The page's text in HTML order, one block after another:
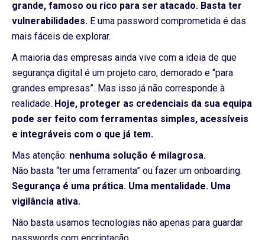
grande, famoso ou rico para ser atacado. Basta ter
vulnerabilidades. E uma password comprometida é das
mais fáceis de explorar.
A maioria das empresas ainda vive com a ideia de que
segurança digital é um projeto caro, demorado e “para
grandes empresas”. Mas isso já não corresponde à
realidade. Hoje, proteger as credenciais da sua equipa
pode ser feito com ferramentas simples, acessíveis
e integráveis com o que já tem.
Mas atenção: nenhuma solução é milagrosa.
Não basta “ter uma ferramenta” ou fazer um onboarding.
Segurança é uma prática. Uma mentalidade. Uma
vigilância ativa.
Não basta usamos tecnologias não apenas para guardar